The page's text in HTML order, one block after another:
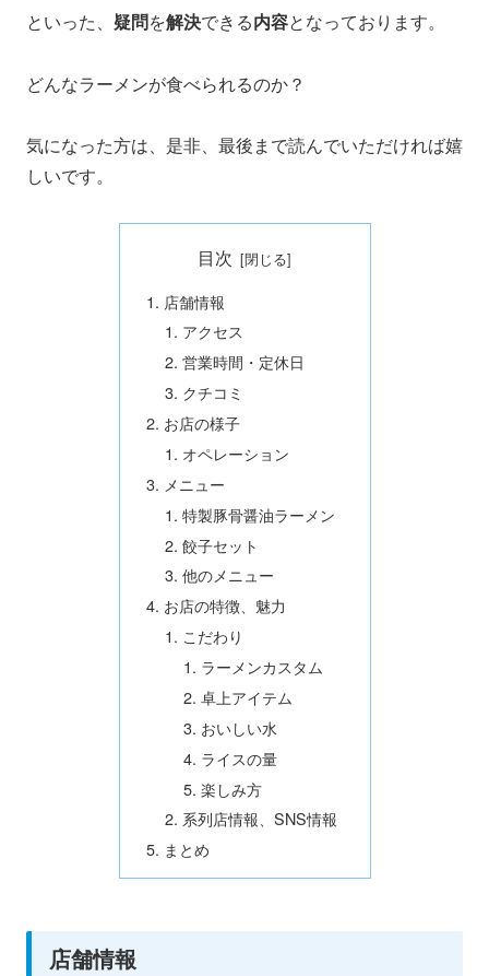
といった、 疑問を解決できる内容となっております。
どんなラーメンが食べられるのか？
気になった方は、是非、最後まで読んでいただければ嬉
しいです。
目次
店舗情報
アクセス
営業時間・定休日
クチコミ
お店の様子
オペレーション
メニュー
特製豚骨醤油ラーメン
餃子セット
他のメニュー
お店の特徴、魅力
こだわり
ラーメンカスタム
卓上アイテム
おいしい水
ライスの量
楽しみ方
系列店情報、SNS情報
まとめ
店舗情報